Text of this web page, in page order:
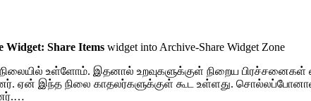
Widget: Share Items widget into Archive-Share Widget Zone
உள்ளோம். இதனால் உறவுகளுக்குள் நிறைய
ஏன் இந்த நிலை காதலர்களுக்குள் கூட உள்ளது.